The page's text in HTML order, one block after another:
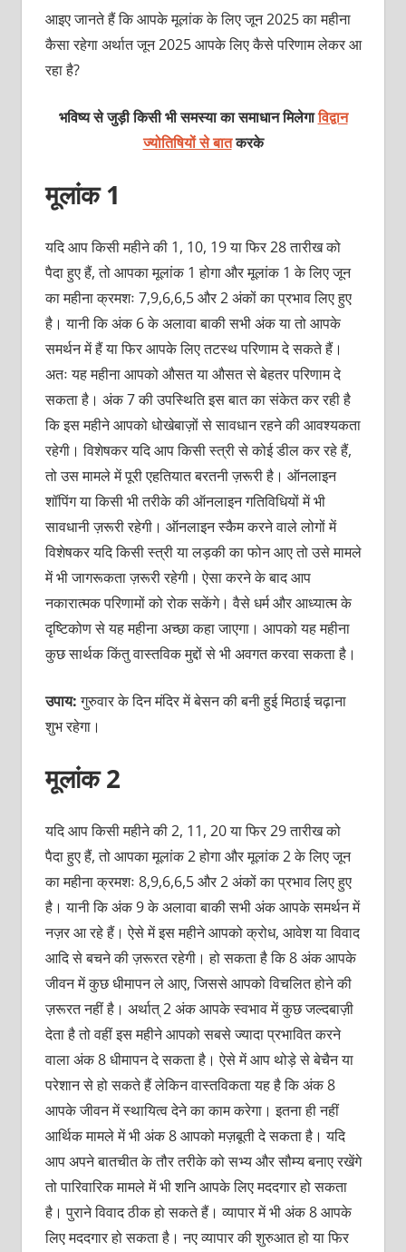
आइए जानते हैं कि आपके मूलांक के लिए जून 2025 का महीना
कैसा रहेगा अर्थात जून 2025 आपके लिए कैसे परिणाम लेकर आ
रहा है?
भविष्य से जुड़ी किसी भी समस्या का समाधान मिलेगाविद्वान
ज्योतिषियों से बातकरके
मूलांक 1
यदि आप किसी महीने की 1, 10, 19 या फिर 28 तारीख को
पैदा हुए हैं, तो आपका मूलांक 1 होगा और मूलांक 1 के लिए जून
का महीना क्रमशः 7,9,6,6,5 और 2 अंकों का प्रभाव लिए हुए
है। यानी कि अंक 6 के अलावा बाकी सभी अंक या तो आपके
समर्थन में हैं या फिर आपके लिए तटस्‍थ परिणाम दे सकते हैं।
अतः यह महीना आपको औसत या औसत से बेहतर परिणाम दे
सकता है। अंक 7 की उपस्थिति इस बात का संकेत कर रही है
कि इस महीने आपको धोखेबाज़ों से सावधान रहने की आवश्यकता
रहेगी। विशेषकर यदि आप किसी स्त्री से कोई डील कर रहे हैं,
तो उस मामले में पूरी एहतियात बरतनी ज़रूरी है। ऑनलाइन
शॉपिंग या किसी भी तरीके की ऑनलाइन गतिविधियों में भी
सावधानी ज़रूरी रहेगी। ऑनलाइन स्कैम करने वाले लोगों में
विशेषकर यदि किसी स्त्री या लड़की का फोन आए तो उसे मामले
में भी जागरूकता ज़रूरी रहेगी। ऐसा करने के बाद आप
नकारात्मक परिणामों को रोक सकेंगे। वैसे धर्म और आध्यात्म के
दृष्टिकोण से यह महीना अच्छा कहा जाएगा। आपको यह महीना
कुछ सार्थक किंतु वास्तविक मुद्दों से भी अवगत करवा सकता है।
उपाय:गुरुवार के दिन मंदिर में बेसन की बनी हुई मिठाई चढ़ाना
शुभ रहेगा।
मूलांक 2
यदि आप किसी महीने की 2, 11, 20 या फिर 29 तारीख को
पैदा हुए हैं, तो आपका मूलांक 2 होगा और मूलांक 2 के लिए जून
का महीना क्रमशः 8,9,6,6,5 और 2 अंकों का प्रभाव लिए हुए
है। यानी कि अंक 9 के अलावा बाकी सभी अंक आपके समर्थन में
नज़र आ रहे हैं। ऐसे में इस महीने आपको क्रोध, आवेश या विवाद
आदि से बचने की ज़रूरत रहेगी। हो सकता है कि 8 अंक आपके
जीवन में कुछ धीमापन ले आए, जिससे आपको विचलित होने की
ज़रूरत नहीं है। अर्थात् 2 अंक आपके स्वभाव में कुछ जल्दबाज़ी
देता है तो वहीं इस महीने आपको सबसे ज्यादा प्रभावित करने
वाला अंक 8 धीमापन दे सकता है। ऐसे में आप थोड़े से बेचैन या
परेशान से हो सकते हैं लेकिन वास्तविकता यह है कि अंक 8
आपके जीवन में स्थायित्व देने का काम करेगा। इतना ही नहीं
आर्थिक मामले में भी अंक 8 आपको मज़बूती दे सकता है। यदि
आप अपने बातचीत के तौर तरीके को सभ्य और सौम्य बनाए रखेंगे
तो पारिवारिक मामले में भी शनि आपके लिए मददगार हो सकता
है। पुराने विवाद ठीक हो सकते हैं। व्यापार में भी अंक 8 आपके
लिए मददगार हो सकता है। नए व्यापार की शुरुआत हो या फिर